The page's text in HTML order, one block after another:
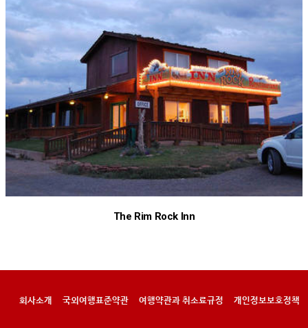
The Rim Rock Inn
회사소개 국외여행표준약관 여행약관과 취소료규정 개인정보보호정책